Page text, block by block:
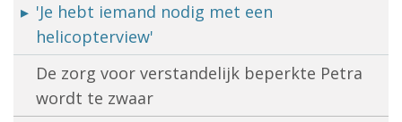
'Je hebt iemand nodig met een
helicopterview'
De zorg voor verstandelijk beperkte Petra
wordt te zwaar